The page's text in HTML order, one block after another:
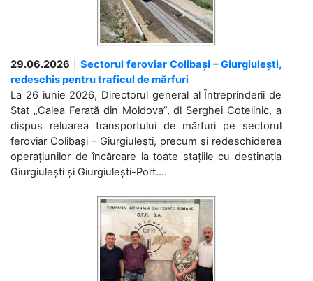
29.06.2026
Sectorul feroviar Colibași – Giurgiulești,
redeschis pentru traficul de mărfuri
La 26 iunie 2026, Directorul general al Întreprinderii de
Stat „Calea Ferată din Moldova”, dl Serghei Cotelinic, a
dispus reluarea transportului de mărfuri pe sectorul
feroviar Colibași – Giurgiulești, precum și redeschiderea
operațiunilor de încărcare la toate stațiile cu destinația
Giurgiulești și Giurgiulești-Port....